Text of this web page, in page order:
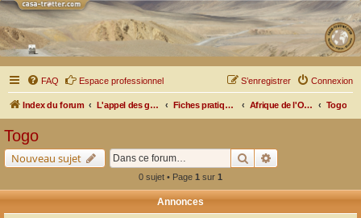
FAQ Espace professionnel Connexion
S’enregistrer
Index du forum L'appel des grands espaces Fiches pratiques par pays, pistes et bivouacs Afrique de l'Ouest Togo
Togo
Nouveau sujet Rechercher
0 sujet • Page 1 sur 1
Annonces